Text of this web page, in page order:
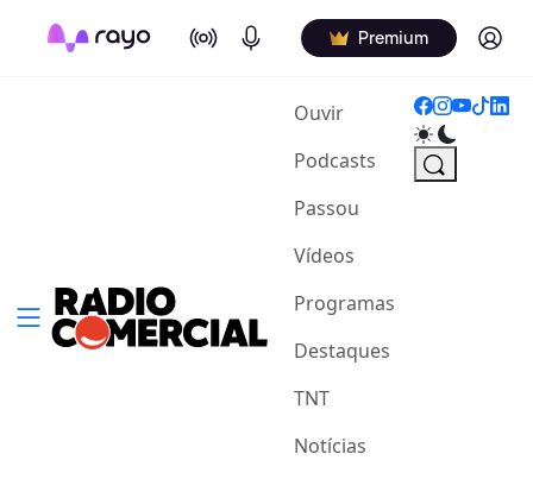
On Air Podcasts Premium Log in
Ouvir(current)
Podcasts
Passou
Vídeos
Programas
Destaques
TNT
Notícias